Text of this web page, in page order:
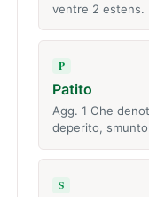
ventre 2 estens.
P
Patito
Agg. 1 Che
deperito,
S